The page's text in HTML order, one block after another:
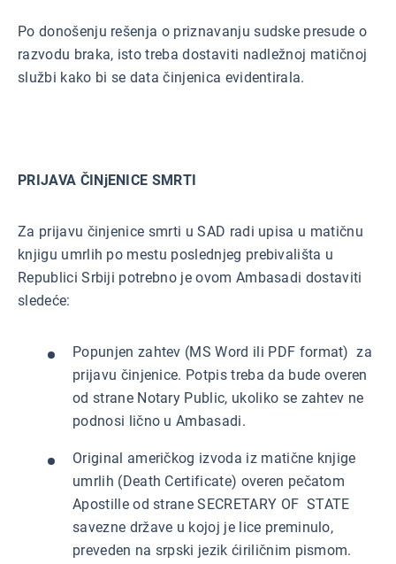
Po donošenju rešenja o priznavanju sudske presude o
razvodu braka, isto treba dostaviti nadležnoj matičnoj
službi kako bi se data činjenica evidentirala.
PRIJAVA ČINjENICE SMRTI
Za prijavu činjenice smrti u SAD radi upisa u matičnu
knjigu umrlih po mestu poslednjeg prebivališta u
Republici Srbiji potrebno je ovom Ambasadi dostaviti
sledeće:
Popunjen zahtev (MS Word ili PDF format) za
prijavu činjenice. Potpis treba da bude overen
od strane Notary Public, ukoliko se zahtev ne
podnosi lično u Ambasadi.
Original američkog izvoda iz matične knjige
umrlih (Death Certificate) overen pečatom
Apostille od strane SECRETARY OF STATE
savezne države u kojoj je lice preminulo,
preveden na srpski jezik ćiriličnim pismom.